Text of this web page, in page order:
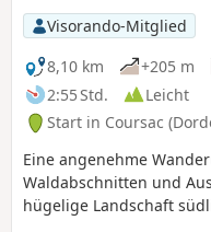
Visorando-Mitglied
8,10 km
+205 m
2:55 Std.
Leicht
Start in Coursac
Eine angenehme
Waldabschnitten und
hügelige Landschaft